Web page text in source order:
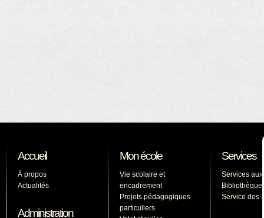
Accueil
À propos
Actualités
Administration
Mon école
Vie scolaire et
encadrement
Projets pédagogiques
particuliers
Services
Services
Bibliothèque
Service des